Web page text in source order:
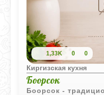
1,33K 0 0
Киргизская кухня
Боорсок
Боорсок -